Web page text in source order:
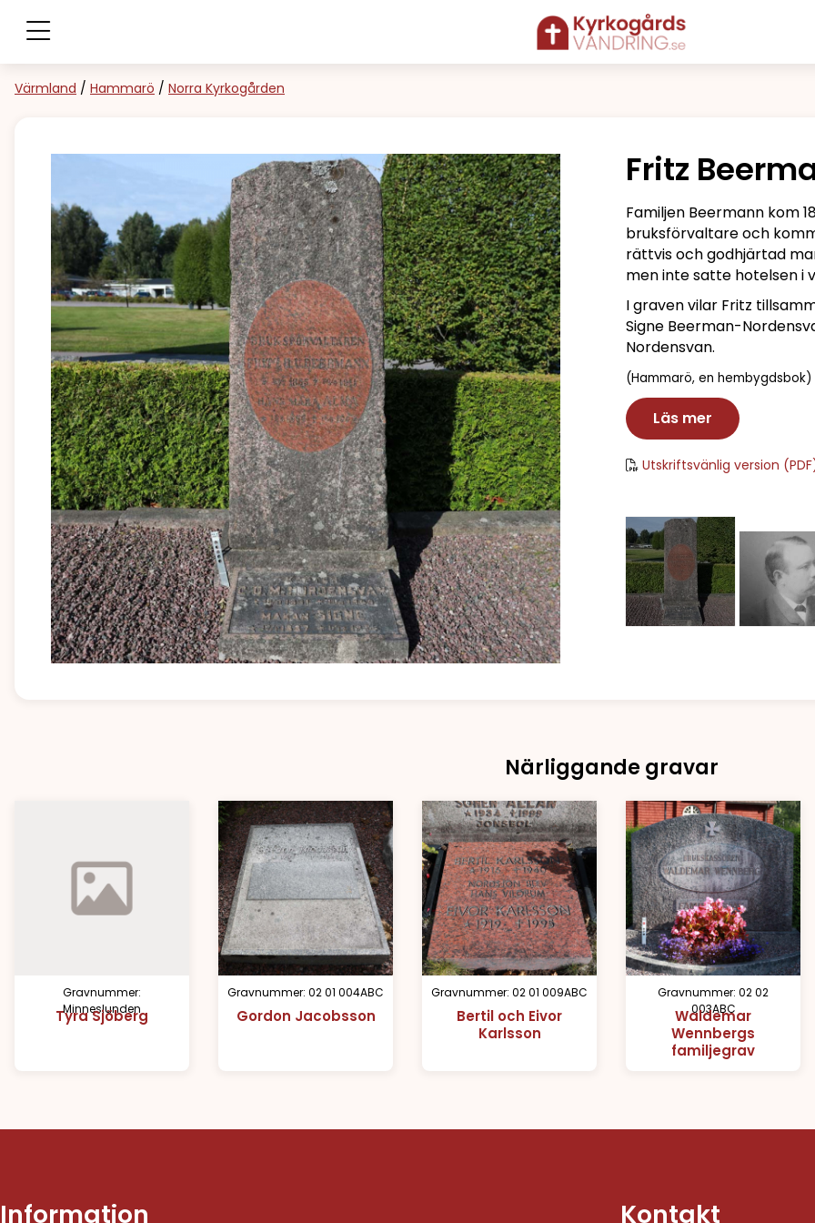
Värmland / Hammarö / Norra Kyrkogården
Fritz
Familjen Beermann kom
bruksförvaltare och
rättvis och godhjärtad
men inte satte hotelsen i
I graven vilar Fritz
Signe Beerman-
Nordensvan.
(Hammarö, en hembygdsbok)
Läs mer
Utskriftsvänlig version
Närliggande gravar
Gravnummer:
Minneslunden
Tyra Sjöberg
Gravnummer: 02 01 004ABC
Gordon Jacobsson
Gravnummer: 02 01 009ABC
Bertil och Eivor
Karlsson
Gravnummer: 02 02
003ABC
Waldemar
Wennbergs
familjegrav
Information Kontakt